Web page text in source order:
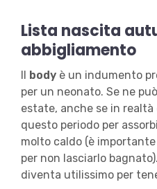
Lista nascita
abbigliamento
bodyè un indumento
per un neonato. Se ne
estate, anche se in realtà
questo periodo per
molto caldo (è
per non lasciarlo
diventa utilissimo per